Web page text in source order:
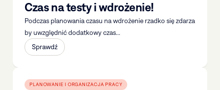
Czas na testy i wdrożenie!
Podczas planowania czasu na wdrożenie rzadko się zdarza
by uwzględnić dodatkowy czas...
Sprawdź
PLANOWANIE I ORGANIZACJA PRACY